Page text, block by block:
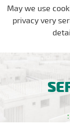
May we use
privacy very